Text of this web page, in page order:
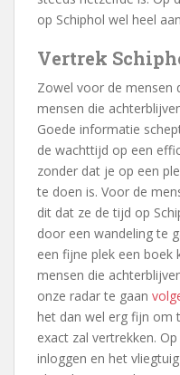
op Schiphol wel heel
Vertrek
Zowel voor de mensen
mensen die
Goede informatie
de wachttijd op een
zonder dat je op een
te doen is. Voor de
dit dat ze de tijd op
door een wandeling te
een fijne plek een boek
mensen die
onze radar te gaan
het dan wel erg fijn om
exact zal vertrekken.
inloggen en het